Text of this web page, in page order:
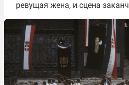
ревущая жена, и сцена